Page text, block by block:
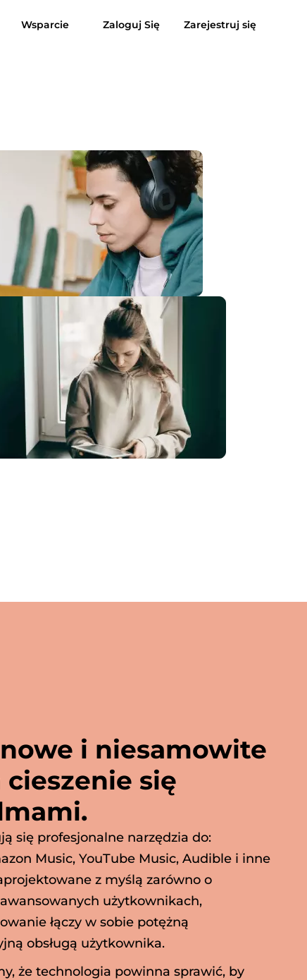
Wsparcie Zaloguj Się Zarejestruj się
i niesamowite
się
się profesjonalne narzędzia do:
Music, YouTube Music, Audible i inne
z myślą zarówno o
użytkownikach,
łączy w sobie potężną
obsługą użytkownika.
że technologia powinna sprawić, by